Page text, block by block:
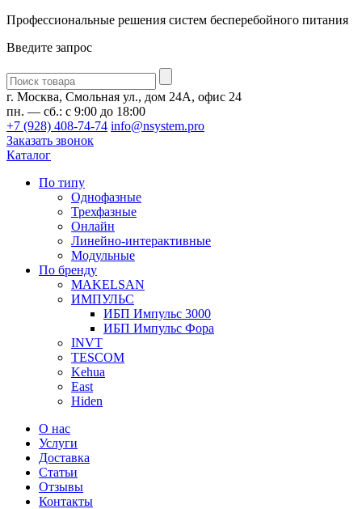
Профессиональные решения систем бесперебойного питания
Введите запрос
Введите
запрос
г. Москва, Смольная ул., дом 24А, офис 24
пн. — сб.: с 9:00 до 18:00
+7 (928) 408-74-74 info@nsystem.pro
Заказать звонок
Каталог
По типу
Однофазные
Трехфазные
Онлайн
Линейно-интерактивные
Модульные
По бренду
MAKELSAN
ИМПУЛЬС
ИБП Импульс 3000
ИБП Импульс Фора
INVT
TESCOM
Kehua
East
Hiden
О нас
Услуги
Доставка
Статьи
Отзывы
Контакты